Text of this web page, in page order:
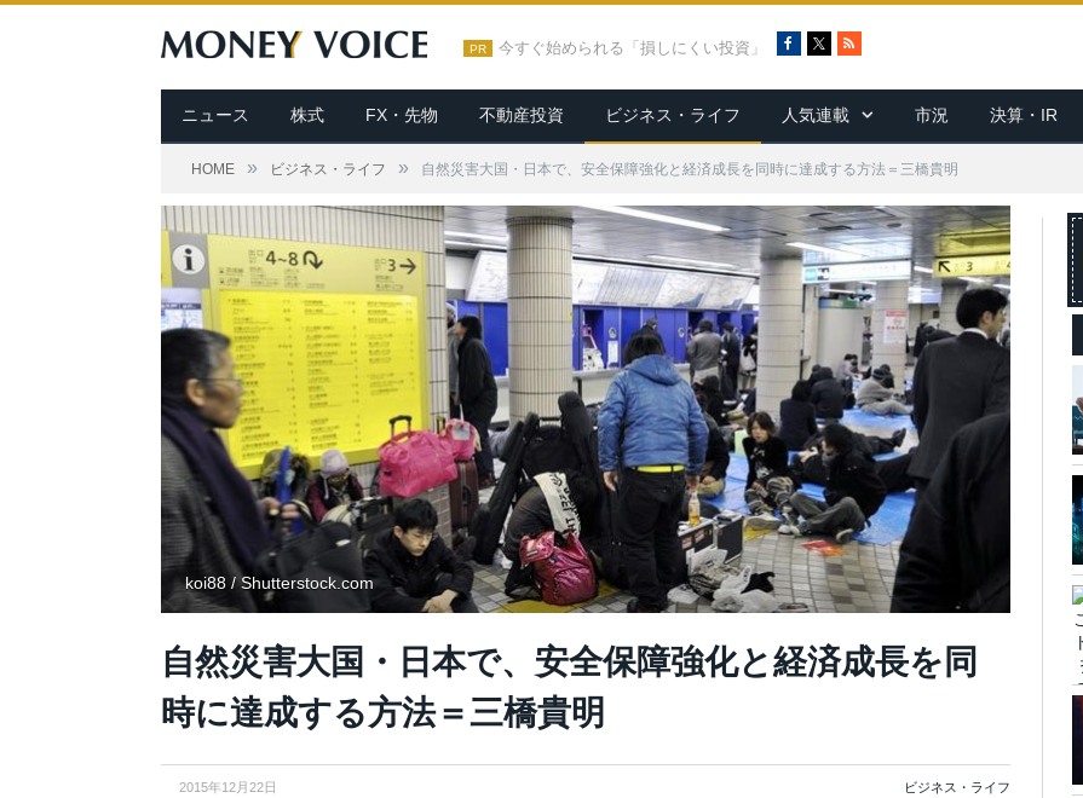
PR 今すぐ始められる「損しにくい投資」
c
e
b
o
R
S
ニュース 株式 FX・先物 不動産投資 ビジネス・ライフ 人気連載 市況 決算・IR
HOME » ビジネス・ライフ » 自然災害大国・日本で、安全保障強化と経済成長を同時に達成する方法＝三橋貴明
koi88 / Shutterstock.com
自然災害大国・日本で、安全保障強化と経済成長を同
時に達成する方法＝三橋貴明
2015年12月22日 ビジネス・ライフ